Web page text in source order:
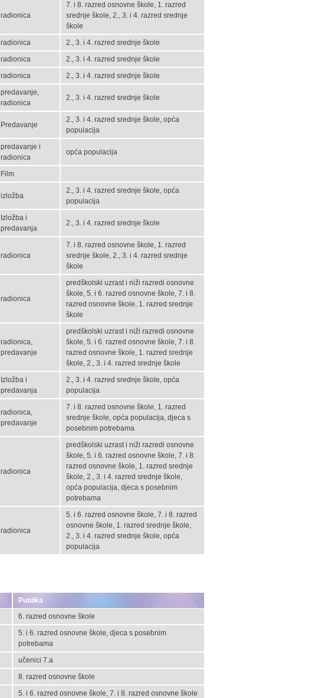
radionica
7. i 8. razred osnovne škole, 1. razred
srednje škole, 2., 3. i 4. razred srednje
škole
radionica
2., 3. i 4. razred srednje škole
radionica
2., 3. i 4. razred srednje škole
radionica 2., 3. i 4. razred srednje škole
predavanje,
radionica
2., 3. i 4. razred srednje škole
Predavanje
2., 3. i 4. razred srednje škole, opća
populacija
predavanje i
radionica
opća populacija
Film
izložba
2., 3. i 4. razred srednje škole, opća
populacija
Izložba i
predavanja
2., 3. i 4. razred srednje škole
radionica
7. i 8. razred osnovne škole, 1. razred
srednje škole, 2., 3. i 4. razred srednje
škole
radionica
predškolski uzrast i niži razredi osnovne
škole, 5. i 6. razred osnovne škole, 7. i 8.
razred osnovne škole, 1. razred srednje
škole
radionica,
predavanje
predškolski uzrast i niži razredi osnovne
škole, 5. i 6. razred osnovne škole, 7. i 8.
razred osnovne škole, 1. razred srednje
škole, 2., 3. i 4. razred srednje škole
Izložba i
predavanja
2., 3. i 4. razred srednje škole, opća
populacija
radionica,
predavanje
7. i 8. razred osnovne škole, 1. razred
srednje škole, opća populacija, djeca s
posebnim potrebama
radionica
predškolski uzrast i niži razredi osnovne
škole, 5. i 6. razred osnovne škole, 7. i 8.
razred osnovne škole, 1. razred srednje
škole, 2., 3. i 4. razred srednje škole,
opća populacija, djeca s posebnim
potrebama
radionica
5. i 6. razred osnovne škole, 7. i 8. razred
osnovne škole, 1. razred srednje škole,
2., 3. i 4. razred srednje škole, opća
populacija
Publika
6. razred osnovne škole
5. i 6. razred osnovne škole, djeca s posebnim
potrebama
učenici 7.a
8. razred osnovne škole
5. i 6. razred osnovne škole, 7. i 8. razred osnovne škole